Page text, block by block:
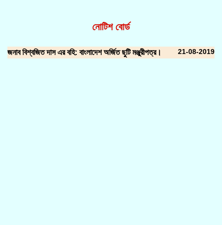
নোটিশ বোর্ড
জনাব বিশ্বজিত দাস এর বহি: বাংলাদেশ অর্জিত ছুটি মঞ্জুরীপত্র। 21-08-2019